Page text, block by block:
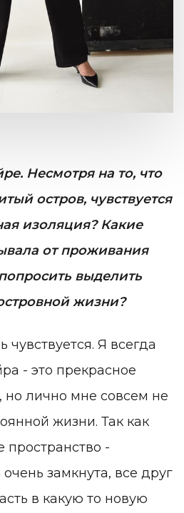
Несмотря на то, что
остров, чувствуется
изоляция? Какие
от проживания
выделить
жизни?
Я всегда
- это прекрасное
но лично мне совсем не
жизни. Так как
пространство -
замкнута, все друг
в какую то новую